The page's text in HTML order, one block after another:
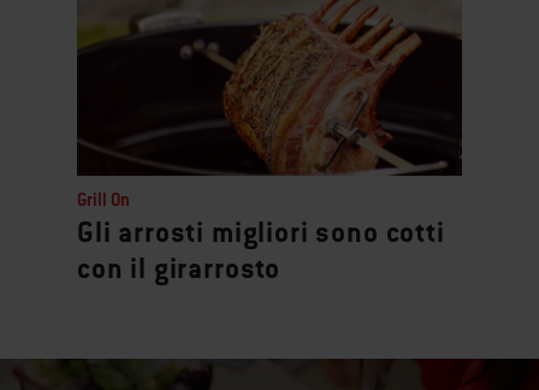
Grill On
Gli arrosti migliori sono cotti
con il girarrosto